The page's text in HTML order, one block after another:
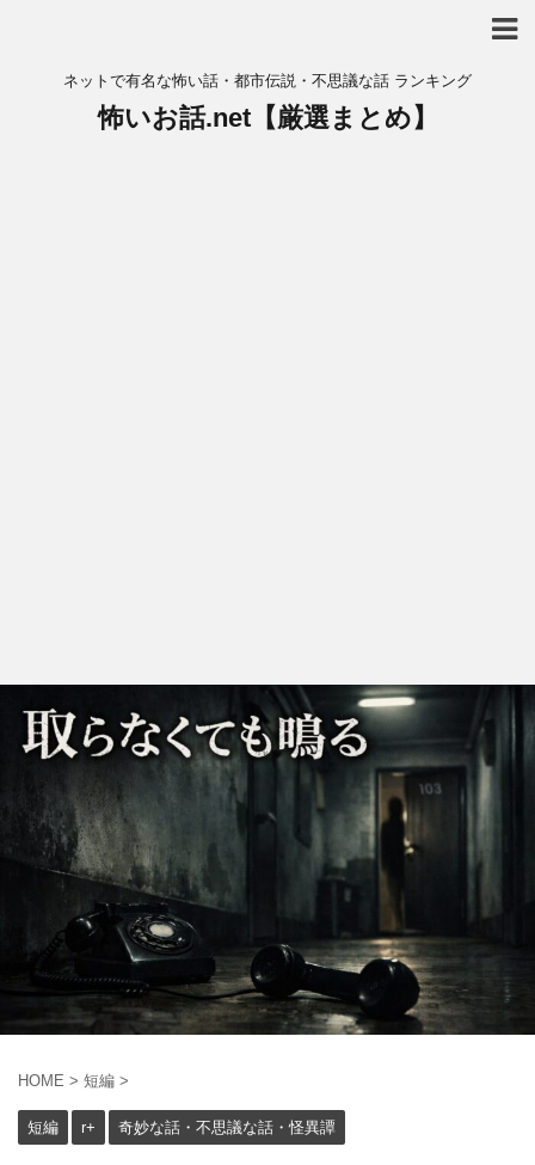
ネットで有名な怖い話・都市伝説・不思議な話 ランキング
怖いお話.net【厳選まとめ】
HOME > 短編 >
短編 r+ 奇妙な話・不思議な話・怪異譚